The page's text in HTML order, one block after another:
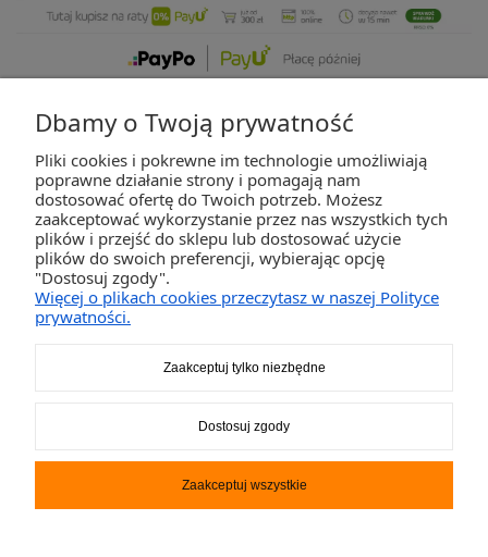
ZAKUPY
POMOC
2K-Invest Sp. j. Ul. Św. Wojciecha 60, 41-922 Radzionków, śląskie NIP: 645-241-94-
Napiszsklep@activegames.pllub zadzwoń +48796521697
Dbamy o Twoją prywatność
Pliki cookies i pokrewne im technologie umożliwiają
poprawne działanie strony i pomagają nam
dostosować ofertę do Twoich potrzeb. Możesz
zaakceptować wykorzystanie przez nas wszystkich tych
plików i przejść do sklepu lub dostosować użycie
plików do swoich preferencji, wybierając opcję
"Dostosuj zgody".
Więcej o plikach cookies przeczytasz w naszej Polityce
prywatności.
Zaakceptuj tylko niezbędne
Dostosuj zgody
Zaakceptuj wszystkie